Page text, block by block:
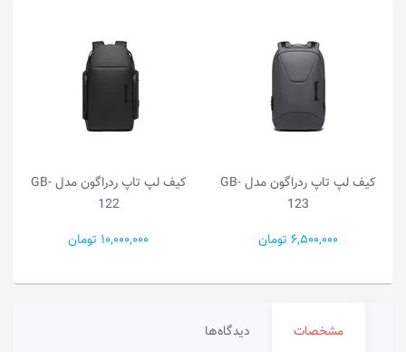
کیف لپ تاپ ردراگون مدل GB-
123
6,500,000 تومان
کیف لپ تاپ ردراگون مدل GB-
122
10,000,000 تومان
مشخصات دیدگاه‌ها